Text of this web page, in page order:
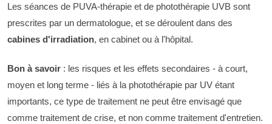
Les séances de PUVA-thérapie et de photothérapie UVB sont
prescrites par un dermatologue, et se déroulent dans des
cabines d'irradiation, en cabinet ou à l'hôpital.
Bon à savoir : les risques et les effets secondaires - à court,
moyen et long terme - liés à la photothérapie par UV étant
importants, ce type de traitement ne peut être envisagé que
comme traitement de crise, et non comme traitement d'entretien.